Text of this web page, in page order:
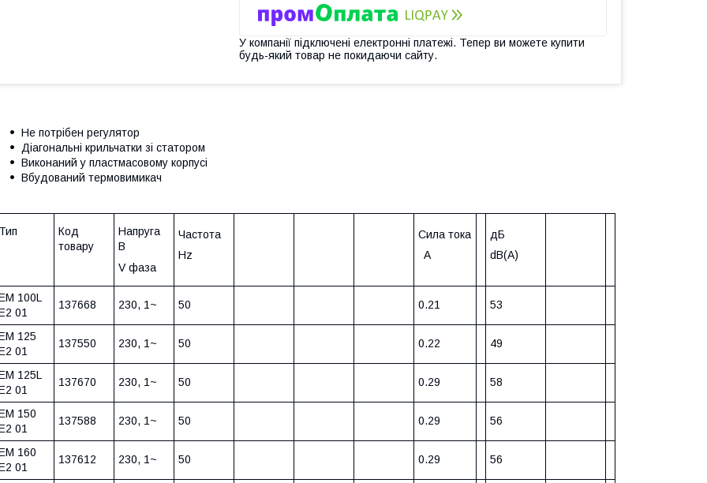
У компанії підключені електронні платежі. Тепер ви можете купити
будь-який товар не покидаючи сайту.
Не потрібен регулятор
Діагональні крильчатки зі статором
Виконаний у пластмасовому корпусі
Вбудований термовимикач
Код
товару
Напруга
В
V фаза
Частота
Hz
Сила тока
A
дБ
dB(A)
100L
01
137668 230, 1~ 50 0.21 53
125
01
137550 230, 1~ 50 0.22 49
125L
01
137670 230, 1~ 50 0.29 58
150
01
137588 230, 1~ 50 0.29 56
160
01
137612 230, 1~ 50 0.29 56